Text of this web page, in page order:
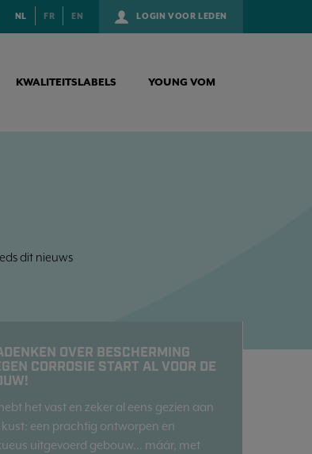
LOGIN VOOR LEDEN
NL FR EN
KWALITEITSLABELS YOUNG VOM
dit nieuws
OVER BESCHERMING
CORROSIE START AL VOOR DE
het vast en zeker al eens gezien aan
kust: een prachtig ontworpen en
uitgevoerd gebouw… máár, met